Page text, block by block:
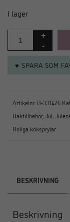
I lager
♥ SPARA SOM
Artikelnr: B-331426
Baktillbehör, Jul
Roliga köksprylar
BESKRIVNING
Beskrivning